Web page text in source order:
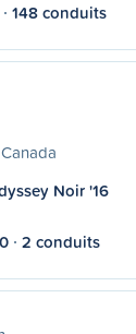
148 conduits
Noir '16
2 conduits